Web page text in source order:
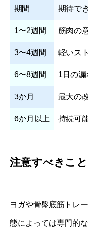
期間 期待で
1〜2週間 筋肉の
3〜4週間 軽いス
6〜8週間 1日の
3か月 最大の
6か月以上 持続可
注意すべきこ
ヨガや骨盤底筋トレ
態によっては専門的